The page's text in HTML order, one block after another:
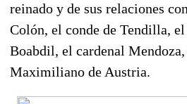
reinado y de sus relaciones
Colón, el conde de Tendilla,
Boabdil, el cardenal
Maximiliano de Austria.